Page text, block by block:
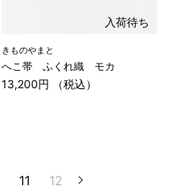
入荷待ち
きものやまと
へこ帯 ふくれ織 モカ
13,200円 （税込）
11 12